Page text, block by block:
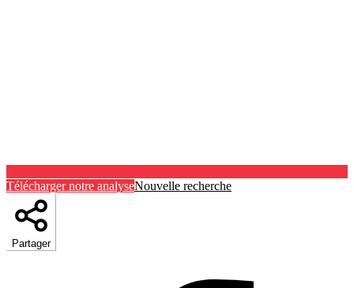
Télécharger notre analyseNouvelle recherche
Partager